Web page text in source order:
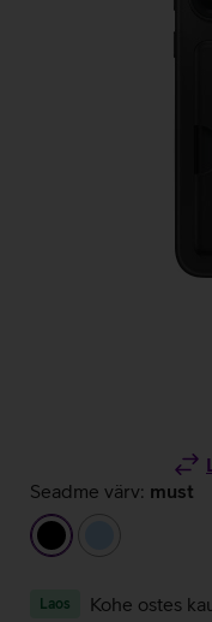
Seadme värv: must
must
Laos Kohe ostes